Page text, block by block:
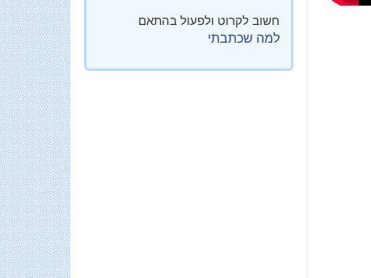
חשוב לקרוט ולפעול בהתאם
למה שכתבתי